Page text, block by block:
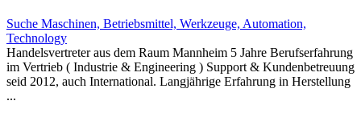
Suche Maschinen, Betriebsmittel, Werkzeuge, Automation,
Technology
Handelsvertreter aus dem Raum Mannheim 5 Jahre Berufserfahrung
im Vertrieb ( Industrie & Engineering ) Support & Kundenbetreuung
seid 2012, auch International. Langjährige Erfahrung in Herstellung
...